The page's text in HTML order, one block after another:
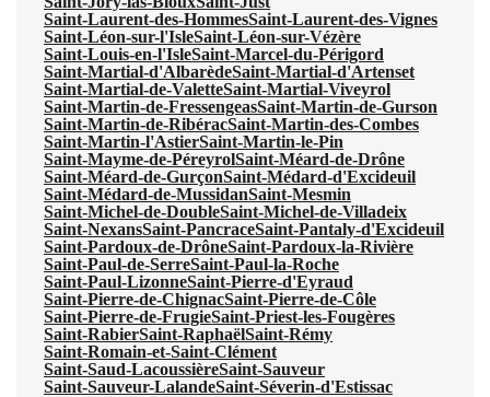
Saint-Laurent-des-HommesSaint-Laurent-des-Vignes
Saint-Léon-sur-l'IsleSaint-Léon-sur-Vézère
Saint-Louis-en-l'IsleSaint-Marcel-du-Périgord
Saint-Martial-d'AlbarèdeSaint-Martial-d'Artenset
Saint-Martial-de-ValetteSaint-Martial-Viveyrol
Saint-Martin-de-FressengeasSaint-Martin-de-Gurson
Saint-Martin-de-RibéracSaint-Martin-des-Combes
Saint-Martin-l'AstierSaint-Martin-le-Pin
Saint-Mayme-de-PéreyrolSaint-Méard-de-Drône
Saint-Méard-de-GurçonSaint-Médard-d'Excideuil
Saint-Médard-de-MussidanSaint-Mesmin
Saint-Michel-de-DoubleSaint-Michel-de-Villadeix
Saint-NexansSaint-PancraceSaint-Pantaly-d'Excideuil
Saint-Pardoux-de-DrôneSaint-Pardoux-la-Rivière
Saint-Paul-de-SerreSaint-Paul-la-Roche
Saint-Paul-LizonneSaint-Pierre-d'Eyraud
Saint-Pierre-de-ChignacSaint-Pierre-de-Côle
Saint-Pierre-de-FrugieSaint-Priest-les-Fougères
Saint-RabierSaint-RaphaëlSaint-Rémy
Saint-Romain-et-Saint-Clément
Saint-Saud-LacoussièreSaint-Sauveur
Saint-Sauveur-LalandeSaint-Séverin-d'Estissac